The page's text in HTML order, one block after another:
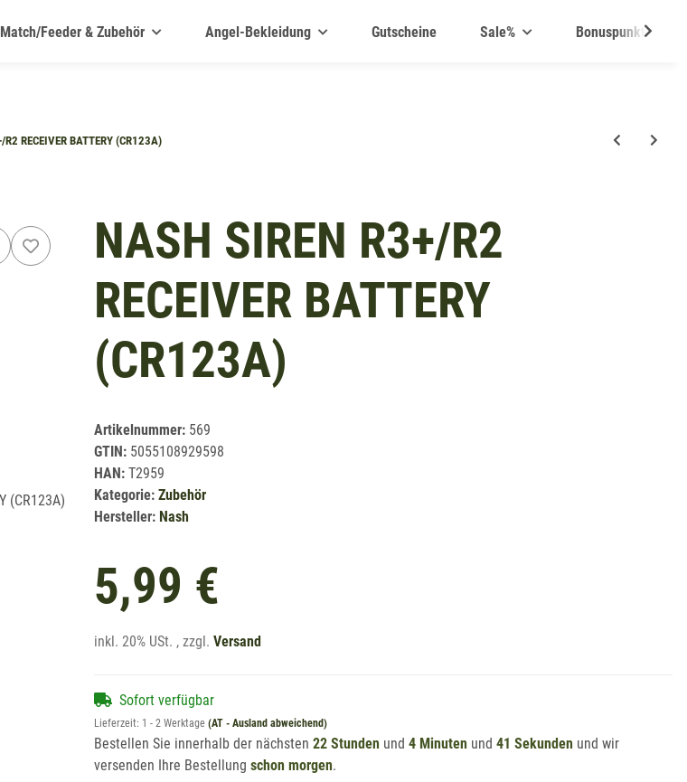
Match/Feeder & Zubehör Angel-Bekleidung Gutscheine Sale% Bonuspunkte
R2 RECEIVER BATTERY (CR123A)
NASH SIREN R3+/R2
RECEIVER BATTERY
(CR123A)
Artikelnummer: 569
GTIN: 5055108929598
HAN: T2959
Kategorie: Zubehör
Hersteller: Nash
5,99 €
inkl. 20% USt. , zzgl. Versand
Sofort verfügbar
Lieferzeit: 1 - 2 Werktage (AT - Ausland abweichend)
Bestellen Sie innerhalb der nächsten 22 Stunden und 4 Minuten und 40 Sekunden und wir
versenden Ihre Bestellung schon morgen.